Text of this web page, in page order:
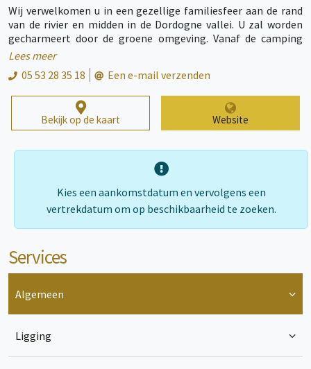
Wij verwelkomen u in een gezellige familiesfeer aan de rand
van de rivier en midden in de Dordogne vallei. U zal worden
gecharmeert door de groene omgeving. Vanaf de camping
kunt u gebruik maken van de vele wandelroutes, het zwembad
en het kanoën. Dichtbij kunt u ook mooie attracties bezoeken
zoals Sarlat, Domme, de vallei van de Dordogne met zijn
kastelen en dorpen. Te bezoeken : les Eyzies, bakermat van de
prehistorie, Lascaux, Rocamadour, Padirac… in de zomer
bieden wij een animatieprogramma voor de hele familie. Ter
uw vakantie makkelijker maken. Bij Perpetuum heeft u
gegarandeert u geslaagde vakantie!
Lees meer
05 53 28 35 18
Een e-mail verzenden
Bekijk op de kaart Website
Kies een aankomstdatum en vervolgens een
vertrekdatum om op beschikbaarheid te zoeken.
Services
Algemeen
Ligging